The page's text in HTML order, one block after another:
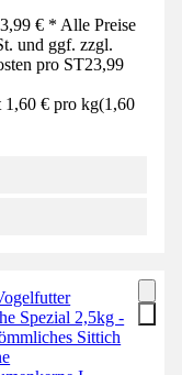
€ * Alle Preise
und ggf. zzgl.
pro ST23,99
1,60 € pro kg(1,60
Spezial 2,5kg -
Sittich